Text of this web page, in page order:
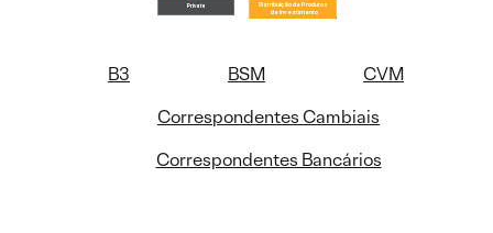
B3 BSM
CVM
Correspondentes Cambiais
Correspondentes Bancários